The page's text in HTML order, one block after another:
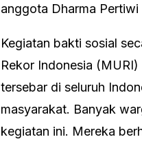
anggota Dharma Pertiwi
Kegiatan bakti sosial
Rekor Indonesia
tersebar di seluruh
masyarakat. Banyak
kegiatan ini. Mereka